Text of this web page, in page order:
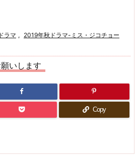
ラマ , 2019年秋ドラマ-ミス・ジコチョー
いします
Copy